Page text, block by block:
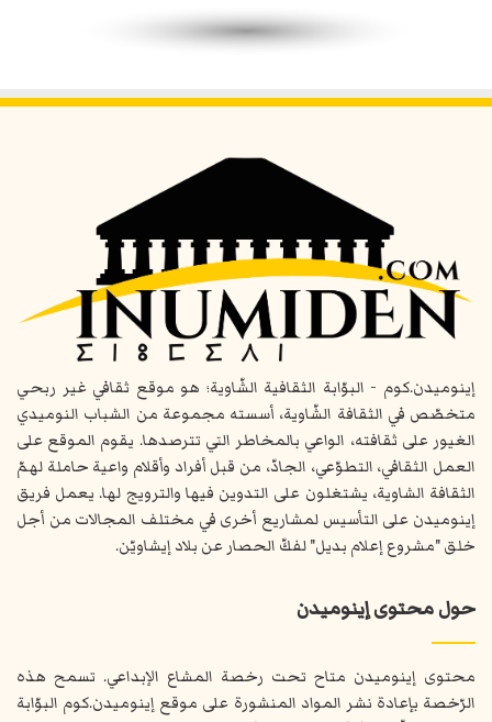
إينوميدن.كوم - البوّابة الثقافية الشّاوية؛ هو موقع ثقافي غير ربحي
متخصّص في الثقافة الشّاوية، أسسته مجموعة من الشباب النوميدي
الغيور على ثقافته، الواعي بالمخاطر التي تترصدها. يقوم الموقع على
العمل الثقافي، التطوّعي، الجادّ، من قبل أفراد وأقلام واعية حاملة لهمّ
الثقافة الشاوية، يشتغلون على التدوين فيها والترويج لها. يعمل فريق
إينوميدن على التأسيس لمشاريع أخرى في مختلف المجالات من أجل
خلق "مشروع إعلام بديل" لفكّ الحصار عن بلاد إيشاويّن.
حول محتوى إينوميدن
محتوى إينوميدن متاح تحت رخصة المشاع الإبداعي. تسمح هذه
الرّخصة بإعادة نشر المواد المنشورة على موقع إينوميدن.كوم البوّابة